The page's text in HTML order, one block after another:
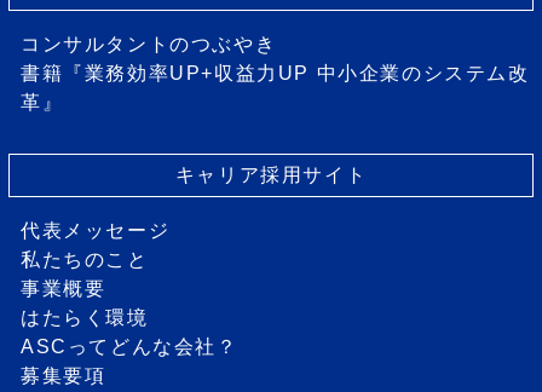
コンサルタントのつぶやき
書籍『業務効率UP+収益力UP 中小企業のシステム改
革』
キャリア採用サイト
代表メッセージ
私たちのこと
事業概要
はたらく環境
ASCってどんな会社？
募集要項